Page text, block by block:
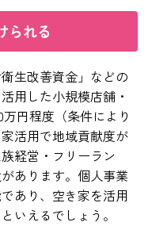
られる
生改善資金」などの
用した小規模店舗・
円程度（条件により
活用で地域貢献度が
経営・フリーラン
あります。個人事業
あり、空き家を活用
いえるでしょう。